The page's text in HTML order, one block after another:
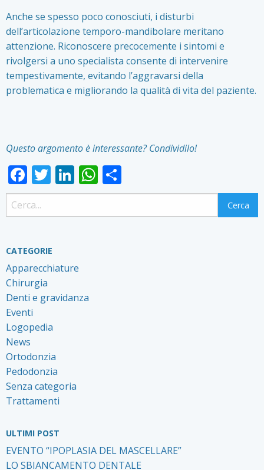
Anche se spesso poco conosciuti, i disturbi
dell’articolazione temporo-mandibolare meritano
attenzione. Riconoscere precocemente i sintomi e
rivolgersi a uno specialista consente di intervenire
tempestivamente, evitando l’aggravarsi della
problematica e migliorando la qualità di vita del paziente.
Questo argomento è interessante? Condividilo!
Facebook
Twitter
LinkedIn
WhatsApp
CATEGORIE
Apparecchiature
Chirurgia
Denti e gravidanza
Eventi
Logopedia
News
Ortodonzia
Pedodonzia
Senza categoria
Trattamenti
ULTIMI POST
EVENTO “IPOPLASIA DEL MASCELLARE”
LO SBIANCAMENTO DENTALE